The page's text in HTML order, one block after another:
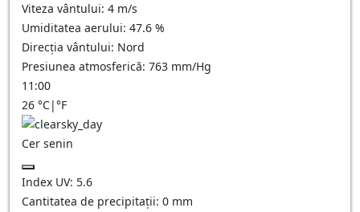
Viteza vântului: 4 m/s
Umiditatea aerului: 47.6 %
Direcția vântului: Nord
Presiunea atmosferică: 763 mm/Hg
11:00
26 °C|°F
Cer senin
Index UV: 5.6
Cantitatea de precipitații: 0 mm